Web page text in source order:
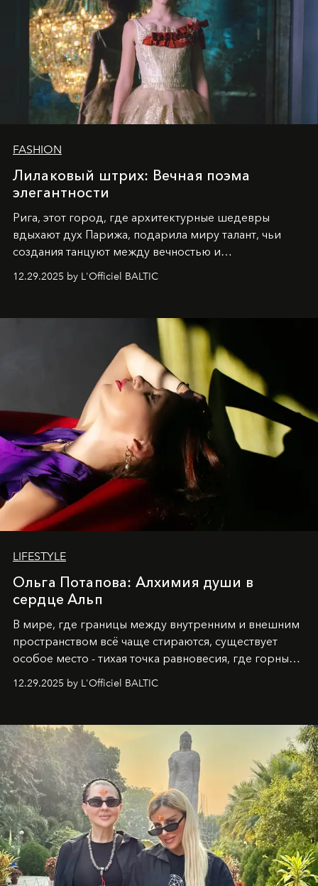
FASHION
Лилаковый штрих: Вечная поэма
элегантности
Рига, этот город, где архитектурные шедевры
вдыхают дух Парижа, подарила миру талант, чьи
создания танцуют между вечностью и
современностью.
12.29.2025 by L'Officiel BALTIC
LIFESTYLE
Ольга Потапова: Алхимия души в
сердце Альп
В мире, где границы между внутренним и внешним
пространством всё чаще стираются, существует
особое место - тихая точка равновесия, где горные
вершины Швейцарии встречаются с бездонными
глубинами человеческой души. Здесь, на стыке
Ольга Потапова - женщина, чей путь от поиска
истины превратился в искусство превращения
человеческих кризисов в возможности для
возрождения.
12.29.2025 by L'Officiel BALTIC